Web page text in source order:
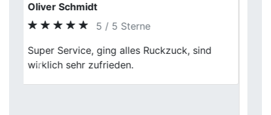
Kevin Schuster
5 / 5 Sterne
Bei First Car Center wars echt klasse
meinen Wagen loszuwerden. Die
Previous